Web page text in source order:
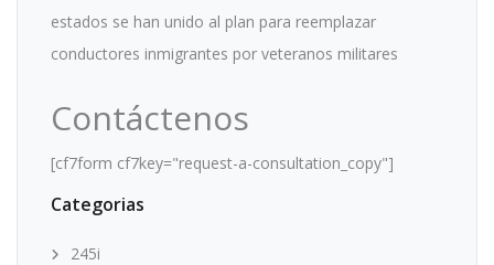
estados se han unido al plan para reemplazar
conductores inmigrantes por veteranos militares
Contáctenos
[cf7form cf7key="request-a-consultation_copy"]
Categorias
245i